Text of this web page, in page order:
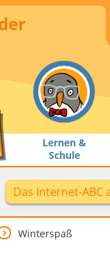
Lernen &
Schule
Das Internet-ABC
Winterspaß